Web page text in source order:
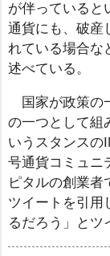
が伴っていると
通貨にも、破産
れている場合な
述べている。
国家が政策の
の一つとして組
いうスタンスの
号通貨コミュニ
ピタルの創業者
ツイートを引用
るだろう」とツ